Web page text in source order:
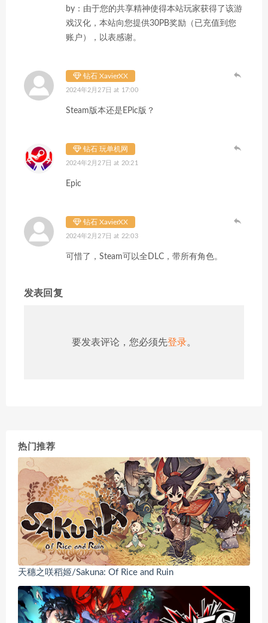
by：由于您的共享精神使得本站玩家获得了该游
戏汉化，本站向您提供30PB奖励（已充值到您
账户），以表感谢。
钻石 XavierXX
2024年2月27日 at 17:00
Steam版本还是EPic版？
钻石 玩单机网
2024年2月27日 at 20:21
Epic
钻石 XavierXX
2024年2月27日 at 22:03
可惜了，Steam可以全DLC，带所有角色。
发表回复
要发表评论，您必须先登录。
热门推荐
天穗之咲稻姬/Sakuna: Of Rice and Ruin